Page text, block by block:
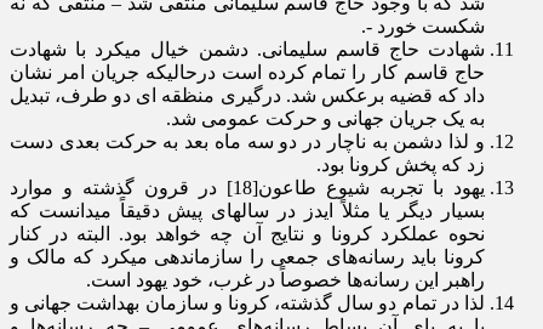
شکست خورد -.
شهادت حاج قاسم سلیمانی. دشمن خیال می­کرد با شهادت
حاج قاسم کار را تمام کرده است درحالیکه جریان امر نشان
داد که قضیه برعکس شد. درگیری منظقه ای دو طرف، تبدیل
به یک جریان جهانی و حرکت عمومی شد.
و لذا دشمن به ناچار در دو سه ماه بعد به حرکت بعدی دست
زد که پخش کرونا بود.
یهود با تجربه شیوع طاعون[18] در قرون گذشته و موارد
بسیار دیگر یا مثلاً ایدز در سالهای پیش دقیقاً میدانست که
نحوه عملکرد کرونا و نتایج آن چه خواهد بود. البته در کنار
کرونا باید رسانه­‌های جمعی را سازمان­دهی می­کرد که مالک و
راهبر این رسانه­‌ها خصوصاً در غرب، خود یهود است.
لذا در تمام دو سال گذشته، کرونا و سازمان بهداشت جهانی و